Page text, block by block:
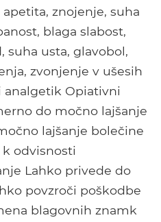
znojenje, suha
blaga slabost,
suha usta, glavobol,
zvonjenje v ušesih
analgetik Opiativni
do močno lajšanje
lajšanje bolečine
odvisnosti
Lahko privede do
povzroči poškodbe
blagovnih znamk